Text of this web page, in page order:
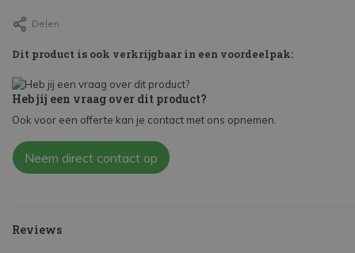
Delen
Dit product is ook verkrijgbaar in een voordeelpak:
Heb jij een vraag over dit product?
Ook voor een offerte kan je contact met ons opnemen.
Neem direct contact op
Reviews